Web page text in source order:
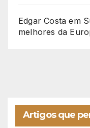
Edgar Costa em
melhores da
Artigos que